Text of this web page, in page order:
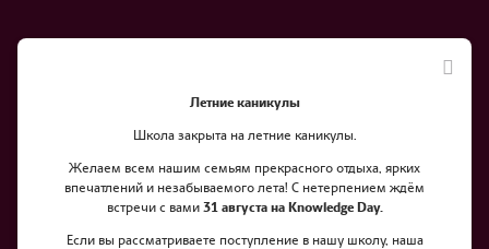
Летние каникулы
Школа закрыта на летние каникулы.
Желаем всем нашим семьям прекрасного отдыха, ярких
впечатлений и незабываемого лета! С нетерпением ждём
встречи с вами 31 августа на Knowledge Day.
Если вы рассматриваете поступление в нашу школу, наша